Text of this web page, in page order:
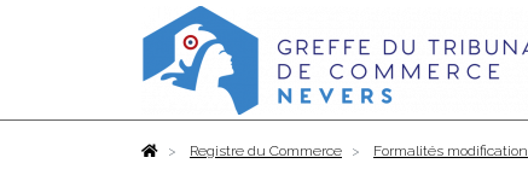
AccueilRegistre du Commerce Formalités modification